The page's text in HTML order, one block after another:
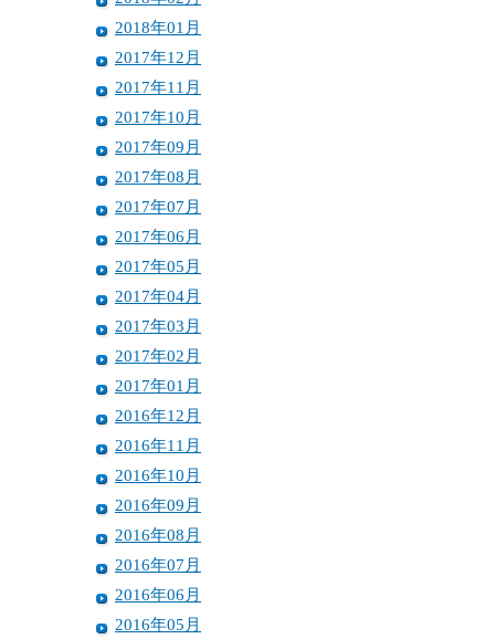
2018年01月
2017年12月
2017年11月
2017年10月
2017年09月
2017年08月
2017年07月
2017年06月
2017年05月
2017年04月
2017年03月
2017年02月
2017年01月
2016年12月
2016年11月
2016年10月
2016年09月
2016年08月
2016年07月
2016年06月
2016年05月